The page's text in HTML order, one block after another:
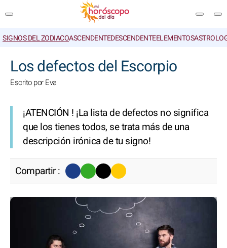
SIGNOS DEL ZODIACOASCENDENTEDESCENDENTEELEMENTOS
Los defectos del Escorpio
Escrito por Eva
¡ATENCIÓN ! ¡La lista de defectos no significa
que los tienes todos, se trata más de una
descripción irónica de tu signo!
Compartir :